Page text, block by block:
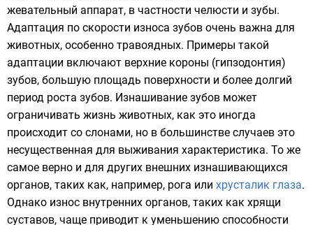
жевательный аппарат, в частности челюсти и зубы.
Адаптация по скорости износа зубов очень важна для
животных, особенно травоядных. Примеры такой
адаптации включают верхние короны (гипзодонтия)
зубов, большую площадь поверхности и более долгий
период роста зубов. Изнашивание зубов может
ограничивать жизнь животных, как это иногда
происходит со слонами, но в большинстве случаев это
несущественная для выживания характеристика. То же
самое верно и для других внешних изнашивающихся
органов, таких как, например, рога или хрусталик глаза.
Однако износ внутренних органов, таких как хрящи
суставов, чаще приводит к уменьшению способности